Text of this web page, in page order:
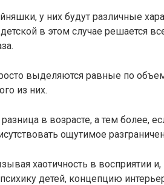
у них будут различные
в этом случае решается
выделяются равные по
из них.
в возрасте, а тем более,
ощутимое
хаотичность в восприятии и,
детей, концепцию